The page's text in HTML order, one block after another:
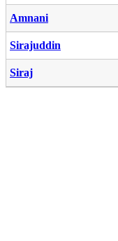
Amnani
Sirajuddin
Siraj